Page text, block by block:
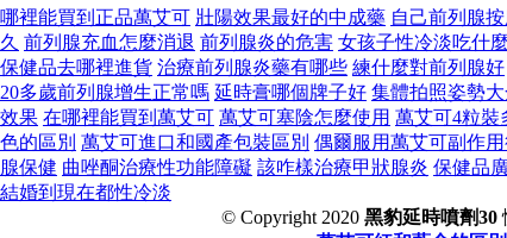
哪裡能買到正品萬艾可 壯陽效果最好的中成藥 自己前列腺
久 前列腺充血怎麼消退 前列腺炎的危害 女孩子性冷淡吃什
保健品去哪裡進貨 治療前列腺炎藥有哪些 練什麼對前列腺好
20多歲前列腺增生正常嗎 延時膏哪個牌子好 集體拍照姿勢
效果 在哪裡能買到萬艾可 萬艾可塞陰怎麼使用 萬艾可4粒裝
色的區別 萬艾可進口和國產包裝區別 偶爾服用萬艾可副作
腺保健 曲唑酮治療性功能障礙 該咋樣治療甲狀腺炎 保健品
結婚到現在都性冷淡
© Copyright 2020 黑豹延時噴劑30